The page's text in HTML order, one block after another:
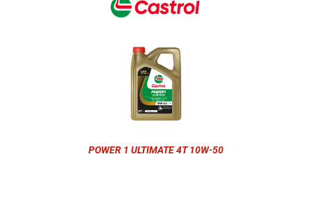
POWER 1 ULTIMATE 4T 10W-50